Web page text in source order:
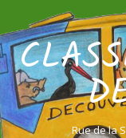
Rue de la